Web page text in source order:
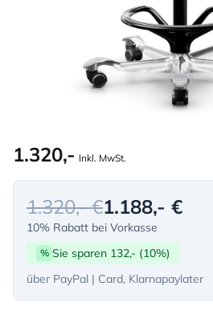
1.320,- Inkl. MwSt.
1.320,- €1.188,- €
10% Rabatt bei Vorkasse
% Sie sparen 132,- (10%)
über PayPal | Card, Klarnapaylater